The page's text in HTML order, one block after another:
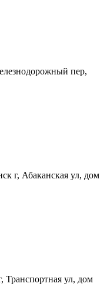
пер,
г, Абаканская ул, дом
Транспортная ул, дом